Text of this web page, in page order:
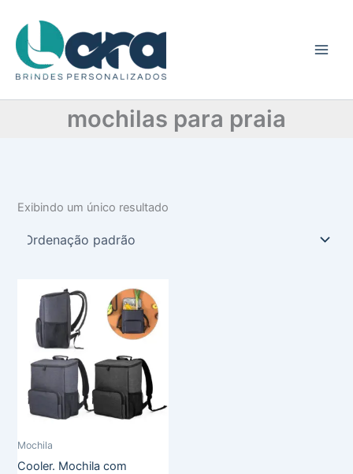
para
conteúdo
mochilas para praia
t
e
r
Exibindo um único resultado
Mochila
Cooler. Mochila com